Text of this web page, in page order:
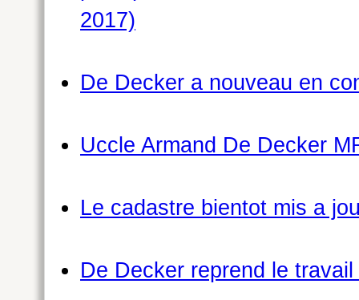
2017)
De Decker a nouveau en
Uccle Armand De Decker
Le cadastre bientot mis a
De Decker reprend le